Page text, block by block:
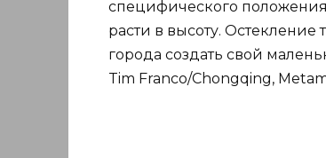
специфического
расти в высоту.
города создать свой
Tim Franco/Chongqing,